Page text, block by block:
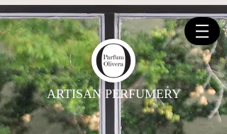
ARTISAN PERFUMERY